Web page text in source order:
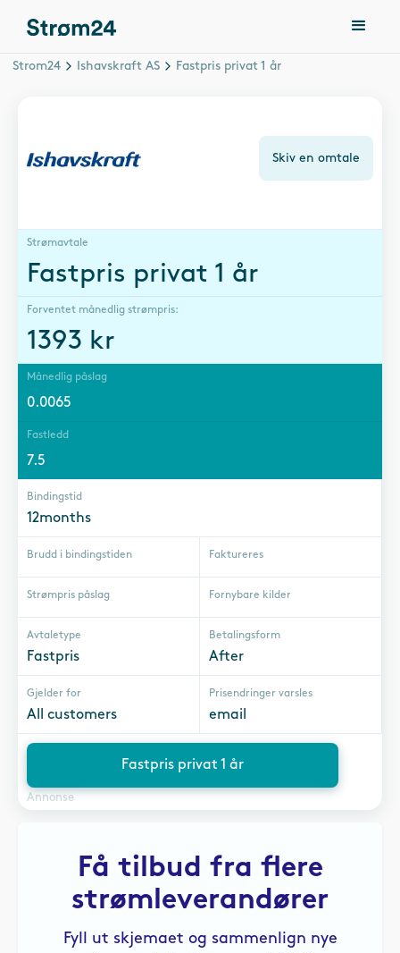
Strom24 Ishavskraft AS Fastpris privat 1 år
Skiv en omtale
Strømavtale
Fastpris privat 1 år
Forventet månedlig strømpris:
1393 kr
Månedlig påslag
0.0065
Fastledd
7.5
Bindingstid
12months
Brudd i bindingstiden Faktureres
Strømpris påslag Fornybare kilder
Avtaletype
Fastpris
Betalingsform
After
Gjelder for
All customers
Prisendringer varsles
email
Fastpris privat 1 år
Annonse
Få tilbud fra flere
strømleverandører
Fyll ut skjemaet og sammenlign nye